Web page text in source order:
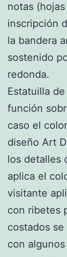
notas
inscripción
la bandera
sostenido
redonda.
Estatuilla
función
caso el
diseño Art
los detalles
aplica el
visitante
con ribetes
costados
con